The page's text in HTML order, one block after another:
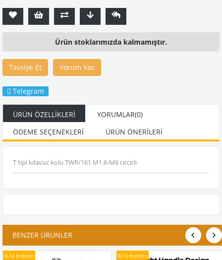
Ürün stoklarımızda kalmamıştır.
Tavsiye Et Yorum Yaz
Telegram
ÜRÜN ÖZELLIKLERI YORUMLAR(0)
ÖDEME SEÇENEKLERI
ÜRÜN ÖNERILERI
T tipi kılavuz kolu TWR/161 M1.6-M6 cırcırlı
BENZER ÜRÜNLER
%14 İndirim %10 İndirim